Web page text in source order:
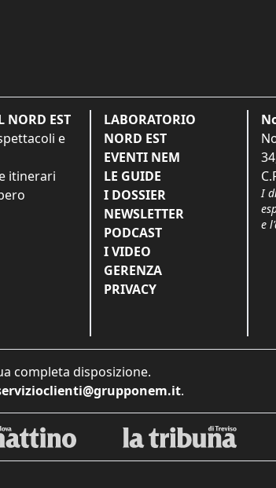
NORD EST
e
itinerari
LABORATORIO
NORD EST
EVENTI NEM
LE GUIDE
I DOSSIER
NEWSLETTER
PODCAST
I VIDEO
GERENZA
PRIVACY
I
e
completa disposizione.
.